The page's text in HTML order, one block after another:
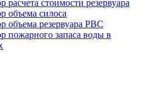
расчета стоимости резервуара
объема силоса
объема резервуара РВС
пожарного запаса воды в